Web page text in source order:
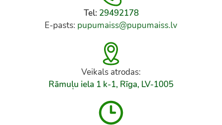
Tel: 29492178
E-pasts: pupumaiss@pupumaiss.lv
Veikals atrodas:
Rāmuļu iela 1 k-1, Rīga, LV-1005